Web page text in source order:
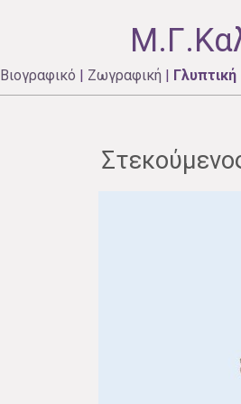
Βιογραφικό | Ζωγραφική | Γλυπτική